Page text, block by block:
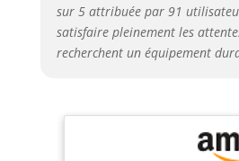
outils
de
outils
sur 5 attribuée par 91
satisfaire pleinement les
recherchent un équipement